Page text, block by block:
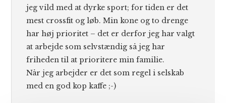
jeg vild med at dyrke sport; for tiden er det
mest crossfit og løb. Min kone og to drenge
har høj prioritet – det er derfor jeg har valgt
at arbejde som selvstændig så jeg har
friheden til at prioritere min familie.
Når jeg arbejder er det som regel i selskab
med en god kop kaffe ;-)